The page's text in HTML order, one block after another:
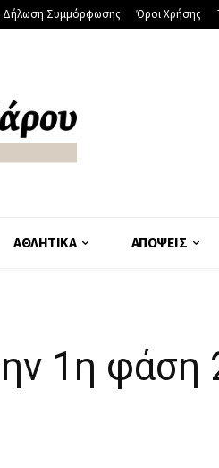
Δήλωση Συμμόρφωσης Όροι Χρήσης
ΑΘΛΗΤΙΚΆ ΑΠΌΨΕΙΣ
1η φάση